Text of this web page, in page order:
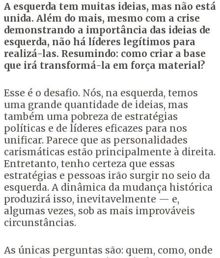
A esquerda tem muitas ideias, mas não está
unida. Além do mais, mesmo com a crise
demonstrando a importância das ideias de
esquerda, não há líderes legítimos para
realizá-las. Resumindo: como criar a base
que irá transformá-la em força material?
Esse é o desafio. Nós, na esquerda, temos
uma grande quantidade de ideias, mas
também uma pobreza de estratégias
políticas e de líderes eficazes para nos
unificar. Parece que as personalidades
carismáticas estão principalmente à direita.
Entretanto, tenho certeza que essas
estratégias e pessoas irão surgir no seio da
esquerda. A dinâmica da mudança histórica
produzirá isso, inevitavelmente — e,
algumas vezes, sob as mais improváveis
circunstâncias.
As únicas perguntas são: quem, como, onde